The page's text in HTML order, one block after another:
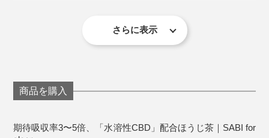
る場合もあるので注意が必要。医師に相談してから飲む
ようにしてください。
じ睡眠時間でも、よく休めたな〜と思える日が増えまし
とんど体感がないという人もちらほら。合うかどうは個
人差が大きそうですが、睡眠に悩みがあるなら試して損
く、お茶としてもおいしいので！
るため、同時併用する場合は医師に相談してくださ
い。
い。
さらに表示
商品を購入
期待吸収率3〜5倍、「水溶性CBD」配合ほうじ茶｜SABI for